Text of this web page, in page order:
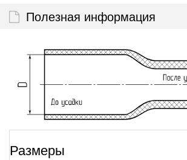
Полезная информация
Размеры